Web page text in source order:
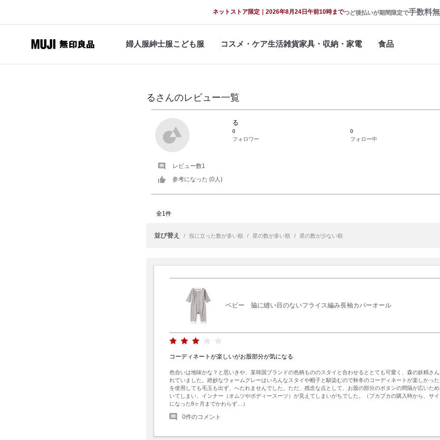
ネットストア限定｜2026年8月24日午前10時までつど後払いが期間限定で手数料
婦人服紳士服こども服 コスメ・ケア生活雑貨家具・収納・家電 食品
るさんのレビュー一覧
る
0
0
フォロワー
フォロー中
レビュー数1
参考になった (0 人)
全1件
並び替え / 役に立った数が多い順 / 星の数が多い順 / 星の数が少ない順
ベビー 脇に縫い目のないフライス編み長袖カバーオール
コーディネートが楽しいがお股部分が気になる
色合いは地味かな？と思いきや、某韓国ブランドの色柄もののスタイと合わせるととても可愛く、森の妖精さ
れていました。絶妙なウォームグレーはいろんなスタイや帽子と馴染むので秋冬のコーディネートが楽しかっ
を使用しても毛玉も出ず、へたれませんでした。ただ、残念な点として、お股の部分のボタンの間隔が広いた
いてしまい、インナー（オムツやボディースーツ）が見えてしまいがちでした。（ブカブカの購入時から、サ
になった8ヶ月までかわらず…）
0件のコメント